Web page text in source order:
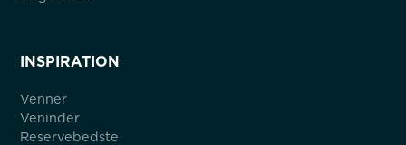
INSPIRATION
Venner
Veninder
Reservebedste